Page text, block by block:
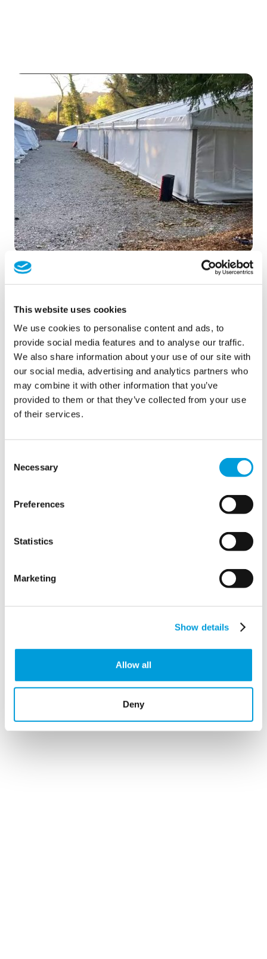
This website uses cookies
We use cookies to personalise content and ads, to
provide social media features and to analyse our traffic.
We also share information about your use of our site with
our social media, advertising and analytics partners who
may combine it with other information that you’ve
provided to them or that they’ve collected from your use
of their services.
Selection
Necessary
Preferences
Statistics
Marketing
Show details
Allow all
Deny
Soluciones de agua
semipermanentes
para operaciones
críticas
Semi-campamentos permanentes para el sector
puedenproporcionar
todos los volúmenes
la calidad de agua adecuada,
y eliminación,
yalmacenamiento
sin importar la ubicación o
MTD Flex asegura